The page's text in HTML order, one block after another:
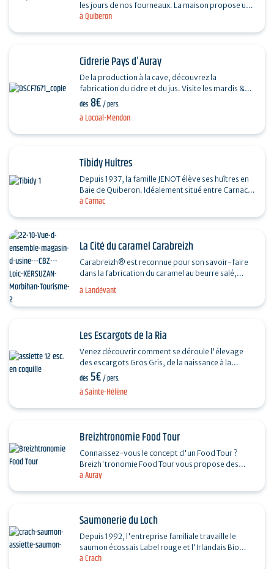
à Quiberon
les jours de nos fourneaux. La maison propose un
choix varié de gâteaux frais (kouign amann,…
à Locoal-Mendon
Cidrerie Pays d'Auray
De la production à la cave, découvrez la
fabrication du cidre et du jus. Visite les mardis &
Jeudis de 14h à 18h durant les vacances d’été &…
dès 8€/ pers.
à Carnac
Tibidy Huîtres
Depuis 1937, la famille JENOT élève ses huîtres en
Baie de Quiberon. Idéalement situé entre Carnac
et Plouharnel, le chantier ostréicole Tibidy vous…
à Landévant
La Cité du caramel Carabreizh
Carabreizh® est reconnue pour son savoir-faire
dans la fabrication du caramel au beurre salé,
spécialité emblématique de la région.
Carabreizh®…
à Sainte-Hélène
Les Escargots de la Ria
Venez découvrir comment se déroule l'élevage
des escargots Gros Gris, de la naissance à la
préparation. Un élevage dans le respect de…
dès 5€/ pers.
à Auray
Breizhtronomie Food Tour
Connaissez-vous le concept d'un Food Tour ?
Breizh'tronomie Food Tour vous propose des
balades gourmandes pour partir à la rencontre
à Crach
Saumonerie du Loch
Depuis 1992, l'entreprise familiale travaille le
saumon écossais Label rouge et l'Irlandais Bio
selon des méthodes traditionnelles et artisanales :